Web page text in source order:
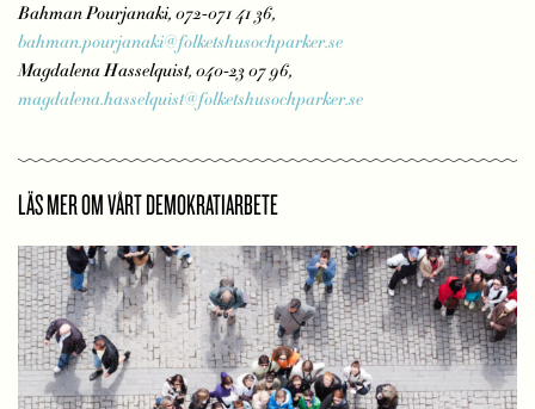
Bahman Pourjanaki, 072-071 41 36,
bahman.pourjanaki@folketshusochparker.se
Magdalena Hasselquist, 040-23 07 96,
magdalena.hasselquist@folketshusochparker.se
LÄS MER OM VÅRT DEMOKRATIARBETE